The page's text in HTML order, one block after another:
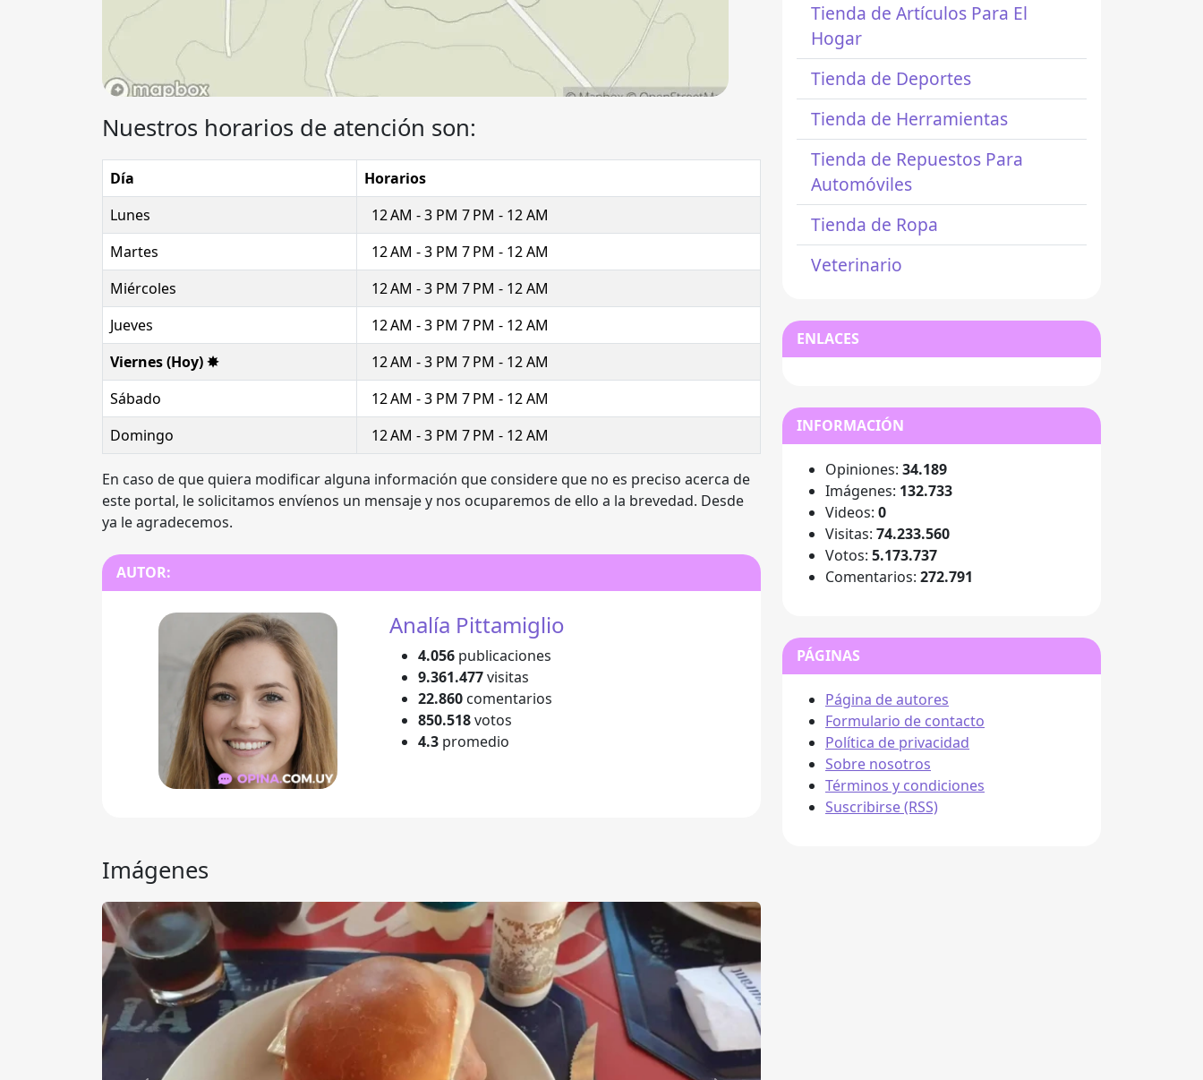
Nuestros horarios de atención son:
Día
Horarios
Lunes
12 AM - 3 PM 7 PM - 12 AM
Martes
12 AM - 3 PM 7 PM - 12 AM
Miércoles
12 AM - 3 PM 7 PM - 12 AM
Jueves
12 AM - 3 PM 7 PM - 12 AM
Viernes (Hoy) ✸
12 AM - 3 PM 7 PM - 12 AM
Sábado
12 AM - 3 PM 7 PM - 12 AM
Domingo
12 AM - 3 PM 7 PM - 12 AM
En caso de que quiera modificar alguna información que considere que no es preciso acerca de
este portal, le solicitamos envíenos un mensaje y nos ocuparemos de ello a la brevedad. Desde
ya le agradecemos.
AUTOR:
Analía Pittamiglio
4.056 publicaciones
9.361.477visitas
22.860 comentarios
850.518votos
4.3 promedio
Imágenes
Tienda de Artículos Para El
Hogar
Tienda de Deportes
Tienda de Herramientas
Tienda de Repuestos Para
Automóviles
Tienda de Ropa
Veterinario
ENLACES
INFORMACIÓN
Opiniones: 34.189
Imágenes: 132.733
Videos: 0
Visitas: 74.233.560
Votos: 5.173.737
Comentarios: 272.791
PÁGINAS
Página de autores
Formulario de contacto
Política de privacidad
Sobre nosotros
Términos y condiciones
Suscribirse (RSS)